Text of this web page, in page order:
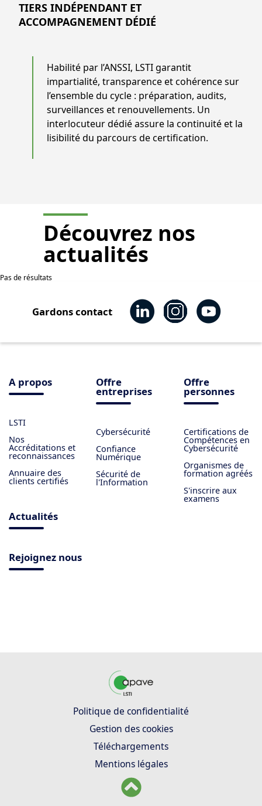
TIERS INDÉPENDANT ET
ACCOMPAGNEMENT DÉDIÉ
Habilité par l’ANSSI, LSTI garantit
impartialité, transparence et cohérence sur
l’ensemble du cycle : préparation, audits,
surveillances et renouvellements. Un
interlocuteur dédié assure la continuité et la
lisibilité du parcours de certification.
Découvrez nos
actualités
Pas de résultats
Gardons contact
A propos
LSTI
Nos
Accréditations et
reconnaissances
Annuaire des
clients certifiés
Offre
entreprises
Cybersécurité
Confiance
Numérique
Sécurité de
l'Information
Offre
personnes
Certifications de
Compétences en
Cybersécurité
Organismes de
formation agréés
S'inscrire aux
examens
Actualités
Rejoignez nous
Politique de confidentialité
Gestion des cookies
Téléchargements
Mentions légales